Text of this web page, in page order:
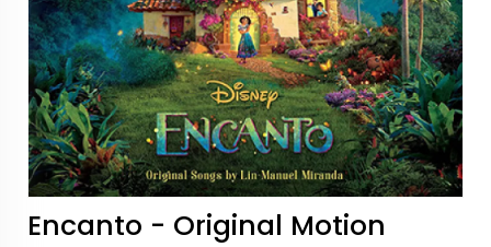
Encanto - Original Motion